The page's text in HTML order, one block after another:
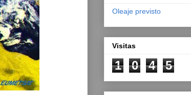
Oleaje previsto
Visitas
1 0 4 5